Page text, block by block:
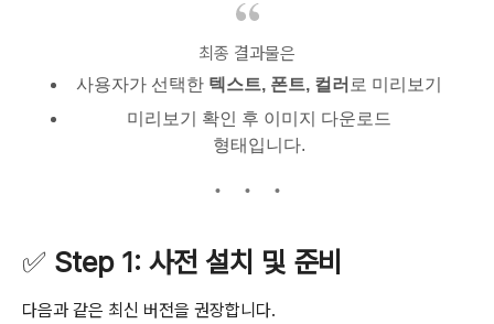
최종 결과물은
사용자가 선택한 텍스트, 폰트, 컬러 로 미리보기
미리보기 확인 후 이미지 다운로드
형태입니다.
✅ Step 1: 사전 설치 및 준비
다음과 같은 최신 버전을 권장합니다.